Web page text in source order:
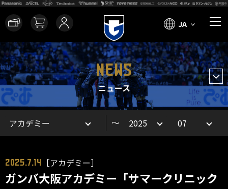
JA
NEWS
ニュース
～
2025.7.14 ［アカデミー］
ガンバ大阪アカデミー「サマークリニック